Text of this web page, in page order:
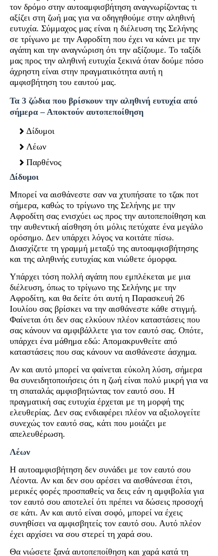
τον δρόμο στην αυτοαμφισβήτηση αναγνωρίζοντας τι
αξίζει στη ζωή μας για να οδηγηθούμε στην αληθινή
ευτυχία. Σύμμαχος μας είναι η διέλευση της Σελήνης
σε τρίγωνο με την Αφροδίτη που έχει να κάνει με την
αγάπη και την αναγνώριση ότι την αξίζουμε. Το ταξίδι
μας προς την αληθινή ευτυχία ξεκινά όταν δούμε πόσο
άχρηστη είναι στην πραγματικότητα αυτή η
αμφισβήτηση του εαυτού μας.
Τα 3 ζώδια που βρίσκουν την αληθινή ευτυχία από
σήμερα – Αποκτούν αυτοπεποίθηση
Δίδυμοι
Λέων
Παρθένος
Δίδυμοι
Μπορεί να αισθάνεστε σαν να χτυπήσατε το τζακ ποτ
σήμερα, καθώς το τρίγωνο της Σελήνης με την
Αφροδίτη σας ενισχύει ως προς την αυτοπεποίθηση και
την αυθεντική αίσθηση ότι μόλις πετύχατε ένα μεγάλο
ορόσημο. Δεν υπάρχει λόγος να κοιτάτε πίσω.
Διασχίζετε τη γραμμή μεταξύ της αυτοαμφισβήτησης
και της αληθινής ευτυχίας και νιώθετε όμορφα.
Υπάρχει τόση πολλή αγάπη που εμπλέκεται με μια
διέλευση, όπως το τρίγωνο της Σελήνης με την
Αφροδίτη, και θα δείτε ότι αυτή η Παρασκευή 26
Ιουλίου σας βρίσκει να την αισθάνεστε κάθε στιγμή.
Φαίνεται ότι δεν σας ελκύουν πλέον καταστάσεις που
σας κάνουν να αμφιβάλλετε για τον εαυτό σας. Οπότε,
υπάρχει ένα μάθημα εδώ: Απομακρυνθείτε από
καταστάσεις που σας κάνουν να αισθάνεστε άσχημα.
Αν και αυτό μπορεί να φαίνεται εύκολη λύση, σήμερα
θα συνειδητοποιήσεις ότι η ζωή είναι πολύ μικρή για να
τη σπαταλάς αμφισβητώντας τον εαυτό σου. Η
πραγματική σας ευτυχία έρχεται με τη μορφή της
ελευθερίας. Δεν σας ενδιαφέρει πλέον να αξιολογείτε
συνεχώς τον εαυτό σας, κάτι που μοιάζει με
απελευθέρωση.
Λέων
Η αυτοαμφισβήτηση δεν συνάδει με τον εαυτό σου
Λέοντα. Αν και δεν σου αρέσει να αισθάνεσαι έτσι,
μερικές φορές προσπαθείς να δεις εάν η αμφιβολία για
τον εαυτό σου αποτελεί ότι πρέπει να δώσεις προσοχή
σε κάτι. Αν και αυτό είναι σοφό, μπορεί να έχεις
συνηθίσει να αμφισβητείς τον εαυτό σου. Αυτό πλέον
έχει αρχίσει να σου στερεί τη χαρά σου.
Θα νιώσετε ξανά αυτοπεποίθηση και χαρά κατά τη